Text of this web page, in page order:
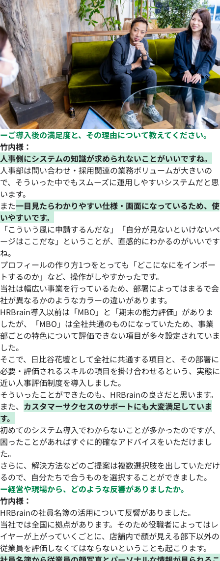
ーご導入後の満足度と、その理由について教えてください。
竹内様：
人事側にシステムの知識が求められないことがいいですね。
人事部は問い合わせ・採用関連の業務ボリュームが大きいの
で、そういった中でもスムーズに運用しやすいシステムだと思
います。
また一目見たらわかりやすい仕様・画面になっているため、使
いやすいです。
「こういう風に申請するんだな」「自分が見ないといけないペ
ージはここだな」ということが、直感的にわかるのがいいです
ね。
プロフィールの作り方1つをとっても「どこになにをインポー
トするのか」など、操作がしやすかったです。
当社は幅広い事業を行っているため、部署によってはまるで会
社が異なるかのようなカラーの違いがあります。
HRBrain導入以前は「MBO」と「期末の能力評価」がありま
したが、「MBO」は全社共通のものになっていたため、事業
部ごとの特色について評価できない項目が多々設定されていま
した。
そこで、日比谷花壇として全社に共通する項目と、その部署に
必要・評価されるスキルの項目を掛け合わせるという、実態に
近い人事評価制度を導入しました。
そういったことができたのも、HRBrainの良さだと思います。
また、 カスタマーサクセスのサポートにも大変満足していま
す。
初めてのシステム導入でわからないことが多かったのですが、
困ったことがあればすぐに的確なアドバイスをいただけまし
た。
さらに、解決方法などのご提案は複数選択肢を出していただけ
るので、自分たちで合うものを選択することができました。
ー経営や現場から、どのような反響がありましたか。
竹内様：
HRBrainの社員名簿の活用について反響がありました。
当社では全国に拠点があります。そのため役職者によってはレ
イヤーが上がっていくごとに、店舗内で顔が見える部下以外の
従業員を評価しなくてはならないということも起こります。